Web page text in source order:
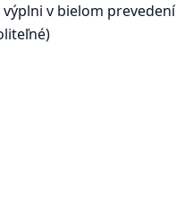
v bielom prevedení